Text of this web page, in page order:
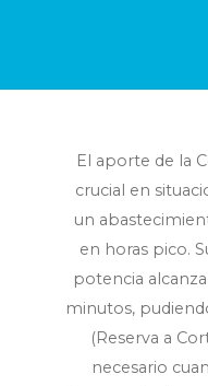
El aporte de la
crucial en
un
en horas pico.
potencia
minutos,
(Reserva a
necesario